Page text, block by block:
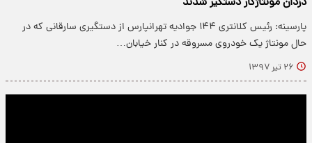
پارسینه: رئیس کلانتری ۱۴۴ جوادیه تهرانپارس از دستگیری سارقانی که در
حال مونتاژ یک خودروی مسروقه در کنار خیابان…
۲۶ تیر ۱۳۹۷